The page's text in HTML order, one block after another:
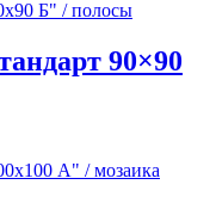
90×90